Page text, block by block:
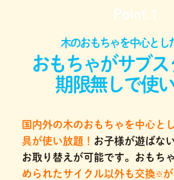
Point.1
木のおもちゃを中心とし
おもちゃがサブス
期限無しで使
国内外の木のおもちゃを中心と
具が使い放題！ お子様が遊ばな
お取り替えが可能です。おもち
められたサイクル以外も交換※